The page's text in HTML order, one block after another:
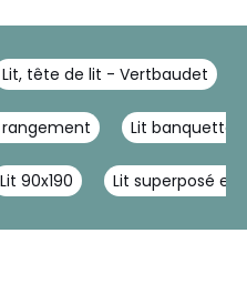
Lit, tête de lit - Vertbaudet
Lit banquette
Lit 90x190 Lit superposé